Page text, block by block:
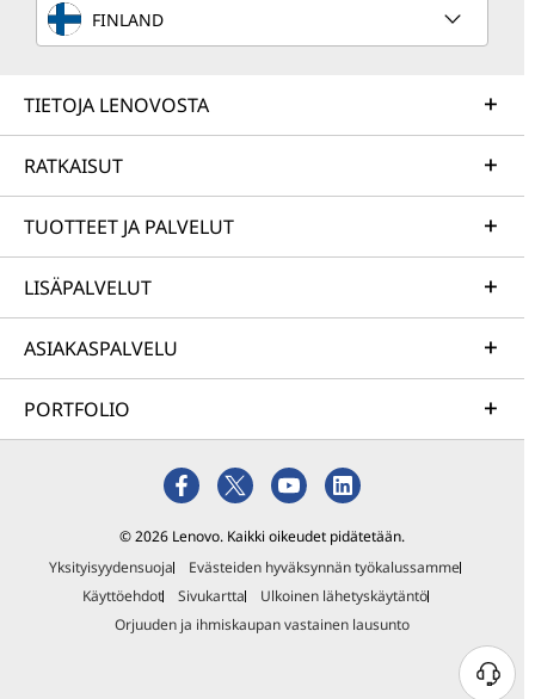
FINLAND
TIETOJA LENOVOSTA
RATKAISUT
TUOTTEET JA PALVELUT
LISÄPALVELUT
ASIAKASPALVELU
PORTFOLIO
© 2026 Lenovo. Kaikki oikeudet pidätetään.
Yksityisyydensuoja
Evästeiden hyväksynnän työkalussamme
Käyttöehdot
Sivukartta
Ulkoinen lähetyskäytäntö
Orjuuden ja ihmiskaupan vastainen lausunto